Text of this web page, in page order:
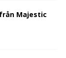
från Majestic